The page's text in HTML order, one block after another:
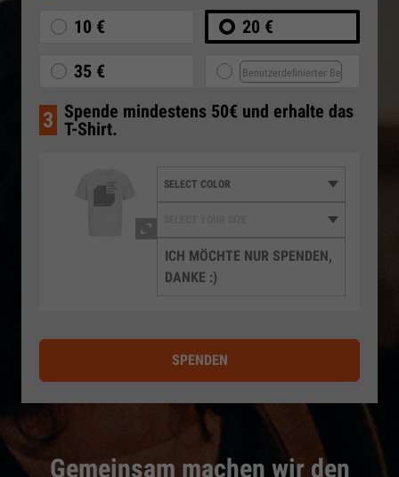
Gemeinsam machen wir den
10 € 20 €
35 €
3 Spende mindestens 50€ und erhalte das
T-Shirt.
ICH MÖCHTE NUR SPENDEN,
DANKE :)
SPENDEN